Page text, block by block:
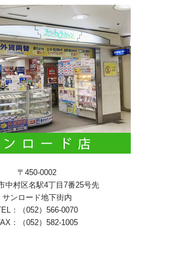
〒450-0002
中村区名駅4丁目7番25号先
サンロード地下街内
：（052）566-0070
：（052）582-1005